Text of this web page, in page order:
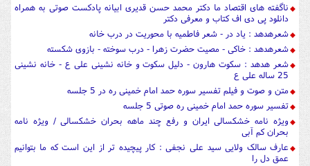
ناگفته های اقتصاد ما دکتر محمد حسن قدیری ابیانه پادکست صوتی به همراه
دانلود پی دی اف کتاب و معرفی دکتر
شعرهدهد : یاد در - شعر فاطمیه با محوریت در درب خانه
شعرهدهد : خاکی - مصیت حضرت زهرا - درب سوخته - بازوی شکسته
شعر هدهد : سکوت هارون - دلیل سکوت و خانه نشینی علی ع - خانه نشینی
25 ساله علی ع
متن و صوت و فیلم تفسیر سوره حمد امام خمینی ره در 5 جلسه
تفسیر سوره حمد امام خمینی ره صوتی 5 جلسه
ویژه نامه خشکسالی ایران و رفع چند ماهه بحران خشکسالی / ویژه نامه
بحران کم آبی
عارف سالک ولایی سید علی نجفی : کار پیچیده تر از این است که ما بتوانیم
عمق دل را